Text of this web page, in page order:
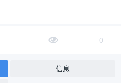
0
信息